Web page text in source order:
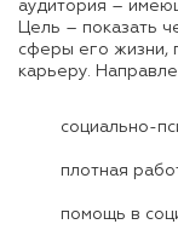
аудитория –
Цель – показать
сферы его жизни,
карьеру.
социально-
плотная
помощь в